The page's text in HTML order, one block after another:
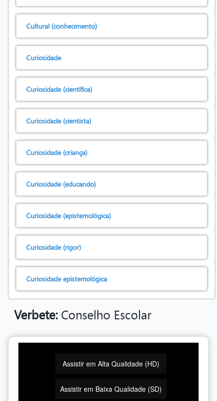
Cultural (conhecimento)
Curiosidade
Curiosidade (científica)
Curiosidade (cientista)
Curiosidade (criança)
Curiosidade (educando)
Curiosidade (epistemológica)
Curiosidade (rigor)
Curiosidade epistemológica
Verbete:Conselho Escolar
Assistir em Alta Qualidade (HD)
Assistir em Baixa Qualidade (SD)